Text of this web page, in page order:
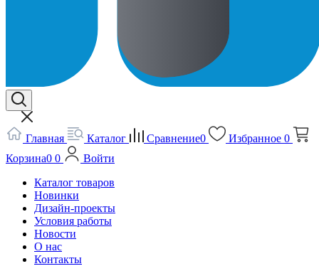
Главная Каталог Сравнение0 Избранное 0
Корзина0 0
Войти
Каталог товаров
Новинки
Дизайн-проекты
Условия работы
Новости
О нас
Контакты